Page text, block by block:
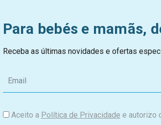
Para bebés e mamãs,
Receba as últimas novidades e ofertas
i
Aceito a Política de Privacidade e autorizo